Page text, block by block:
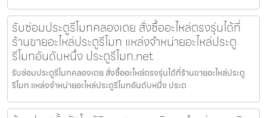
รับซ่อมประตูรีโมทคลองเตย สั่งซื้ออะไหล่ตรงรุ่นได้ที่
ร้านขายอะไหล่ประตูรีโมท แหล่งจำหน่ายอะไหล่ประตู
รีโมทอันดับหนึ่ง ประตูรีโมท.net
รับซ่อมประตูรีโมทคลองเตย สั่งซื้ออะไหล่ตรงรุ่นได้ที่ร้านขายอะไหล่ประตู
รีโมท แหล่งจำหน่ายอะไหล่ประตูรีโมทอันดับหนึ่ง ประต